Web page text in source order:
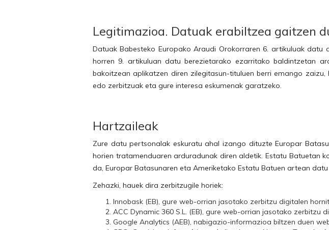
Legitimazioa. Datuak erabiltzea gaitzen
Datuak Babesteko Europako Araudi Orokorraren 6. artikuluak
horren 9. artikuluan datu berezietarako ezarritako baldintzetan
bakoitzean aplikatzen diren zilegitasun-tituluen berri emango
edo zerbitzuak eta gure interesa eskumenak garatzeko.
Hartzaileak
Zure datu pertsonalak eskuratu ahal izango dituzte Europar
horien tratamenduaren arduradunak diren aldetik. Estatu Batuetan
da, Europar Batasunaren eta Ameriketako Estatu Batuen artean
Zehazki, hauek dira zerbitzugile horiek:
Innobask (EB), gure web-orrian jasotako zerbitzu digitalen
ACC Dynamic 360 S.L. (EB), gure web-orrian jasotako zerbitzu
Google Analytics (AEB), nabigazio-informazioa biltzen duen